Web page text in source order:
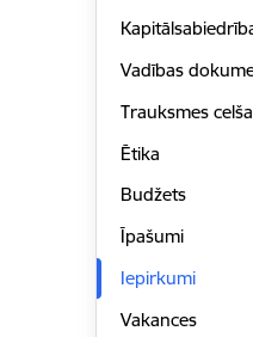
Vadības
Trauksmes
Ētika
Budžets
Īpašumi
Iepirkumi
Vakances